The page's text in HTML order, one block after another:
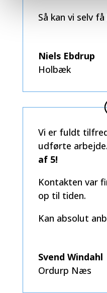
Så kan vi selv
Niels Ebdrup
Holbæk
Vi er fuldt
udførte arbejde.
af 5!
Kontakten var
op til tiden.
Kan absolut
Svend Windahl
Ordurp Næs